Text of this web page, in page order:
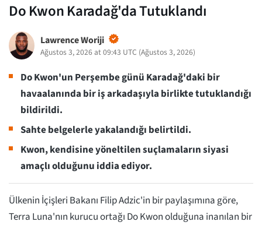
Do Kwon Karadağ'da Tutuklandı
Lawrence Woriji
Ağustos 3, 2026 at 09:43 UTC (Ağustos 3, 2026)
Do Kwon'un Perşembe günü Karadağ'daki bir
havaalanında bir iş arkadaşıyla birlikte tutuklandığı
bildirildi.
Sahte belgelerle yakalandığı belirtildi.
Kwon, kendisine yöneltilen suçlamaların siyasi
amaçlı olduğunu iddia ediyor.
Ülkenin İçişleri Bakanı Filip Adzic'in bir paylaşımına göre,
Terra Luna'nın kurucu ortağı Do Kwon olduğuna inanılan bir